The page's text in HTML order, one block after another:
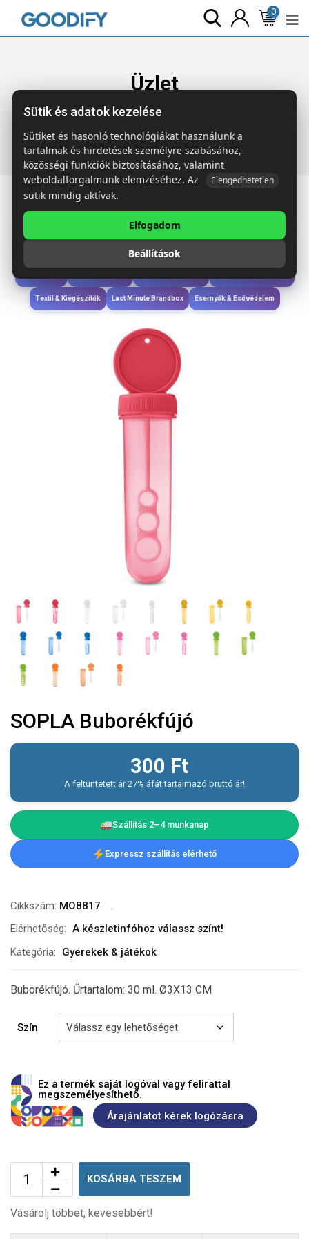
0
Üzlet
Főoldal Termékek Gyerekek & játékok
Buborékfújó
Étkezés & Ivás
Wellness & Ápolás
Textil & Kiegészítők Last Minute Brandbox Esernyők & Esővédelem
SOPLA Buborékfújó
300 Ft
A feltüntetett ár 27% áfát tartalmazó bruttó ár!
Szállítás 2–4 munkanap
Expressz szállítás elérhető
Cikkszám: MO8817
Elérhetőség: A készletinfóhoz válassz színt!
Kategória:
Gyerekek & játékok
Buborékfújó. Űrtartalom: 30 ml. Ø3X13 CM
Szín
Ez a termék saját logóval vagy felirattal
megszemélyesíthető.
Árajánlatot kérek logózásra
KOSÁRBA TESZEM
Vásárolj többet, kevesebbért!
Sütik és adatok kezelése
Sütiket és hasonló technológiákat használunk a
tartalmak és hirdetések személyre szabásához,
közösségi funkciók biztosításához, valamint
weboldalforgalmunk elemzéséhez. Az
Elengedhetetlen
sütik mindig aktívak.
Elfogadom
Beállítások